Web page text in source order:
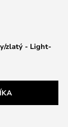
zlatý - Light-